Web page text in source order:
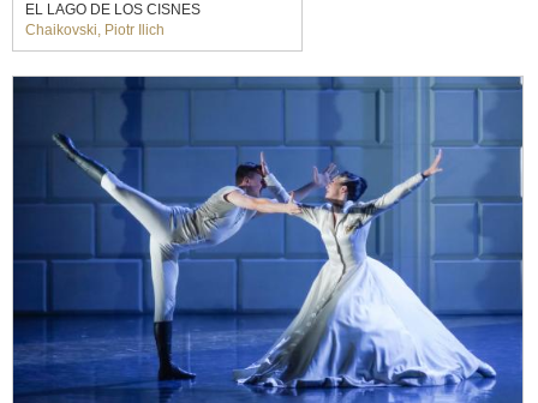
EL LAGO DE LOS CISNES
Chaikovski, Piotr Ilich